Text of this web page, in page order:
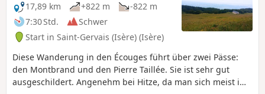
17,89 km
+822 m
-822 m
7:30 Std.
Schwer
Start in Saint-Gervais (Isère) (Isère)
Diese Wanderung in den Écouges führt über zwei Pässe:
den Montbrand und den Pierre Taillée. Sie ist sehr gut
ausgeschildert. Angenehm bei Hitze, da man sich meist im